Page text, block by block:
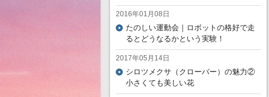
2016年01月08日
たのしい運動会｜ロボットの格好で走
るとどうなるかという実験！
2017年05月14日
シロツメクサ（クローバー）の魅力②
小さくても美しい花